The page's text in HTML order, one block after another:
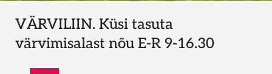
VÄRVILIIN. Küsi tasuta
värvimisalast nõu E-R 9-16.30